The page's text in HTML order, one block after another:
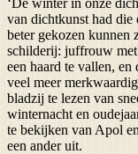
‘De winter in onze
van dichtkunst had die
beter gekozen kunnen
schilderij: juffrouw
een haard te vallen, en
veel meer
bladzij te lezen van
winternacht en
te bekijken van Apol
een ander uit.